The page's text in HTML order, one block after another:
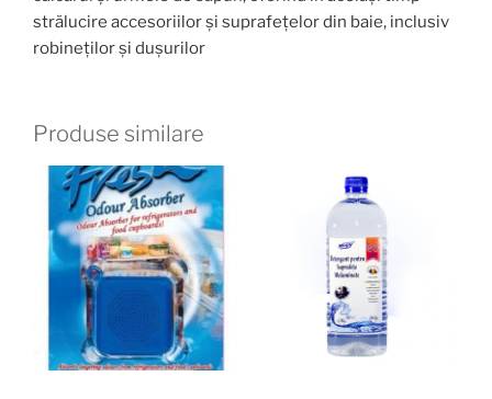
strălucire accesoriilor și suprafețelor din baie, inclusiv
robineților și dușurilor
Produse similare